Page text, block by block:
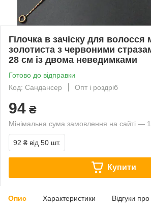
Гілочка в зачіску для волосся
золотиста з червоними
28 см із двома неведимками
Готово до відправки
Код: Сандансер
Опт і роздріб
94 ₴
Мінімальна сума замовлення на сайті —
92 ₴ від 50 шт.
Купити
Опис Характеристики Відгуки